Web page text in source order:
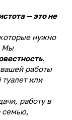
— это не
нужно
Мы
.
работы
или
работу в
семью,